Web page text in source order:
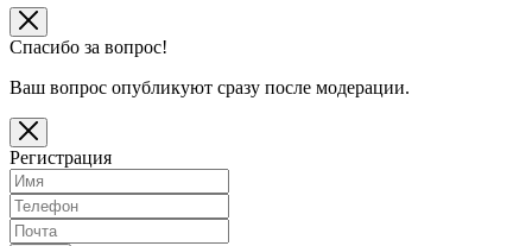
Спасибо за вопрос!
Ваш вопрос опубликуют сразу после модерации.
Регистрация